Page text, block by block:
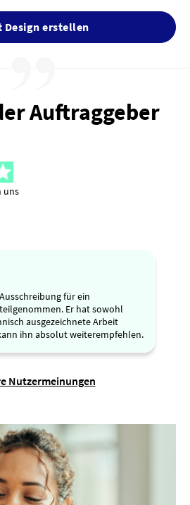
Design erstellen
Auftraggeber
uns
für ein
Er hat sowohl
ausgezeichnete Arbeit
ihn absolut weiterempfehlen.
Nutzermeinungen